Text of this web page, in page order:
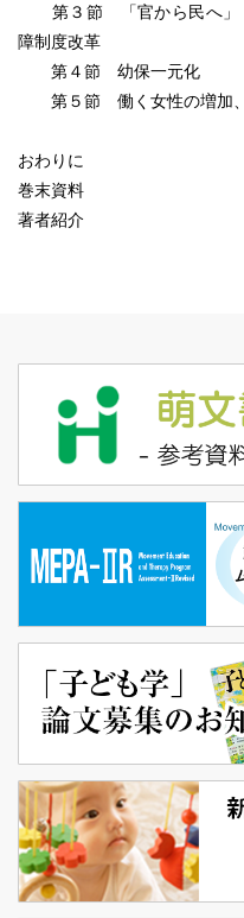
第３節 「官から民へ」「
障制度改革
第４節 幼保一元化
第５節 働く女性の増加、
おわりに
巻末資料
著者紹介